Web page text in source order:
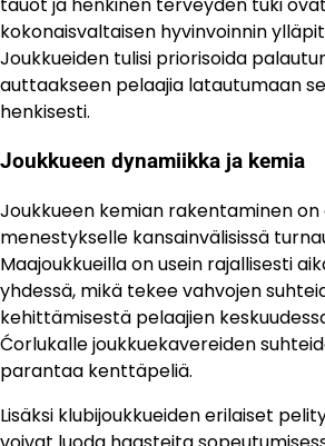
kokonaisvaltaisen hyvinvoinnin
Joukkueiden tulisi priorisoida
auttaakseen pelaajia latautumaan
henkisesti.
Joukkueen dynamiikka ja kemia
Joukkueen kemian rakentaminen
menestykselle kansainvälisissä
Maajoukkueilla on usein rajallisesti
yhdessä, mikä tekee vahvojen
kehittämisestä pelaajien
Ćorlukalle joukkuekavereiden
parantaa kenttäpeliä.
Lisäksi klubijoukkueiden erilaiset